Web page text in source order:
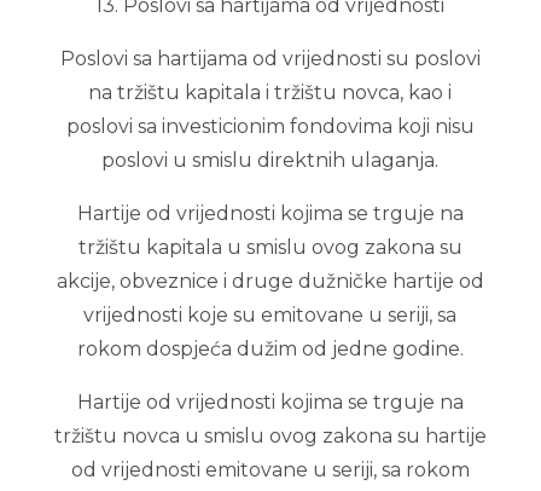
13. Poslovi sa hartijama od vrijednosti
Poslovi sa hartijama od vrijednosti su poslovi
na tržištu kapitala i tržištu novca, kao i
poslovi sa investicionim fondovima koji nisu
poslovi u smislu direktnih ulaganja.
Hartije od vrijednosti kojima se trguje na
tržištu kapitala u smislu ovog zakona su
akcije, obveznice i druge dužničke hartije od
vrijednosti koje su emitovane u seriji, sa
rokom dospjeća dužim od jedne godine.
Hartije od vrijednosti kojima se trguje na
tržištu novca u smislu ovog zakona su hartije
od vrijednosti emitovane u seriji, sa rokom